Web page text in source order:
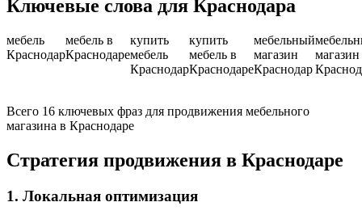
Ключевые слова для Краснодара
мебель
Краснодар
мебель в
Краснодаре
купить
мебель
Краснодар
купить
мебель в
Краснодаре
мебельный
магазин
Краснодар
магазин
Всего 16 ключевых фраз для продвижения мебельного
магазина в Краснодаре
Стратегия продвижения в Краснодаре
1. Локальная оптимизация